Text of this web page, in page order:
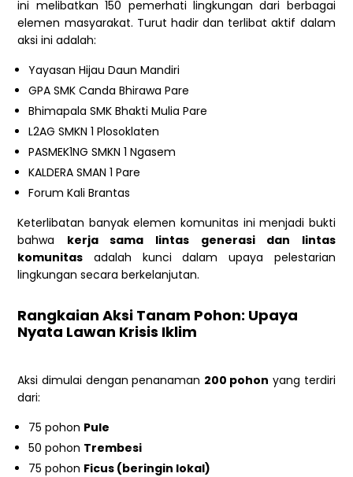
ini melibatkan 150 pemerhati lingkungan dari berbagai
elemen masyarakat. Turut hadir dan terlibat aktif dalam
aksi ini adalah:
Yayasan Hijau Daun Mandiri
GPA SMK Canda Bhirawa Pare
Bhimapala SMK Bhakti Mulia Pare
L2AG SMKN 1 Plosoklaten
PASMEK1NG SMKN 1 Ngasem
KALDERA SMAN 1 Pare
Forum Kali Brantas
Keterlibatan banyak elemen komunitas ini menjadi bukti
bahwa kerja sama lintas generasi dan lintas
komunitas adalah kunci dalam upaya pelestarian
lingkungan secara berkelanjutan.
Rangkaian Aksi Tanam Pohon: Upaya
Nyata Lawan Krisis Iklim
Aksi dimulai dengan penanaman 200 pohon yang terdiri
dari:
75 pohon Pule
50 pohon Trembesi
75 pohon Ficus (beringin lokal)